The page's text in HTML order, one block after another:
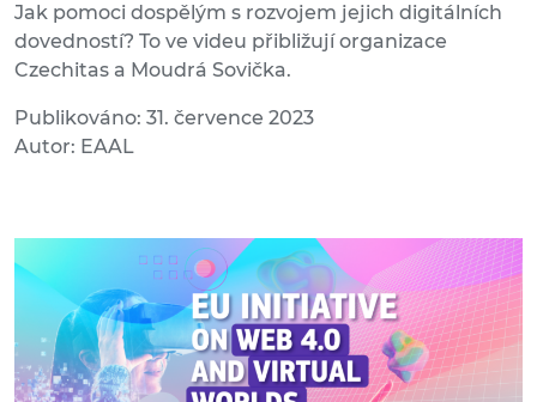
Jak pomoci dospělým s rozvojem jejich digitálních
dovedností? To ve videu přibližují organizace
Czechitas a Moudrá Sovička.
Publikováno: 31. července 2023
Autor: EAAL